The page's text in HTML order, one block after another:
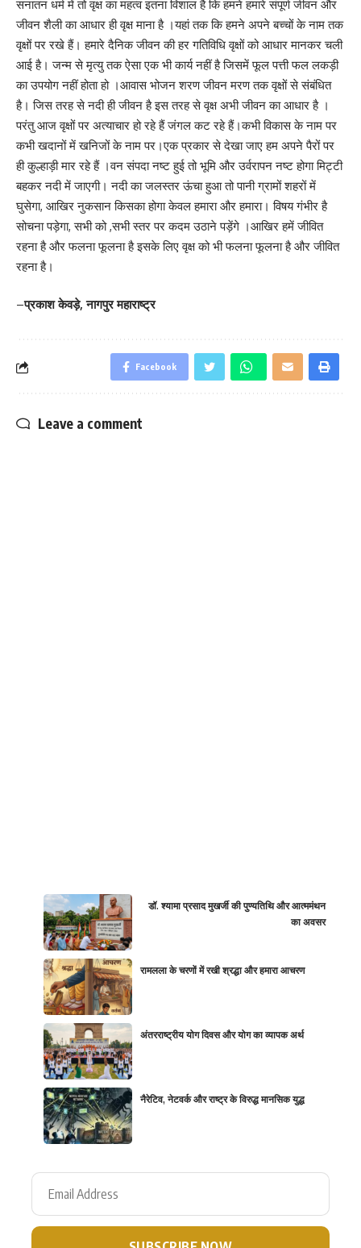
सनातन धर्म में तो वृक्ष का महत्व इतना विशाल है कि हमने हमारे संपूर्ण जीवन और
जीवन शैली का आधार ही वृक्ष माना है ।यहां तक कि हमने अपने बच्चों के नाम तक
वृक्षों पर रखे हैं। हमारे दैनिक जीवन की हर गतिविधि वृक्षों को आधार मानकर चली
आई है। जन्म से मृत्यु तक ऐसा एक भी कार्य नहीं है जिसमें फूल पत्ती फल लकड़ी
का उपयोग नहीं होता हो ।आवास भोजन शरण जीवन मरण तक वृक्षों से संबंधित
है। जिस तरह से नदी ही जीवन है इस तरह से वृक्ष अभी जीवन का आधार है ।
परंतु आज वृक्षों पर अत्याचार हो रहे हैं जंगल कट रहे हैं।कभी विकास के नाम पर
कभी खदानों में खनिजों के नाम पर।एक प्रकार से देखा जाए हम अपने पैरों पर
ही कुल्हाड़ी मार रहे हैं ।वन संपदा नष्ट हुई तो भूमि और उर्वरापन नष्ट होगा मिट्टी
बहकर नदी में जाएगी। नदी का जलस्तर ऊंचा हुआ तो पानी ग्रामों शहरों में
घुसेगा, आखिर नुकसान किसका होगा केवल हमारा और हमारा। विषय गंभीर है
सोचना पड़ेगा, सभी को ,सभी स्तर पर कदम उठाने पड़ेंगे ।आखिर हमें जीवित
रहना है और फलना फूलना है इसके लिए वृक्ष को भी फलना फूलना है और जीवित
रहना है।
–प्रकाश केवड़े, नागपुर महाराष्ट्र
Facebook
Leave a comment
डॉ. श्यामा प्रसाद मुखर्जी की पुण्यतिथि और आत्ममंथन
का अवसर
रामलला के चरणों में रखी श्रद्धा और हमारा आचरण
अंतरराष्ट्रीय योग दिवस और योग का व्यापक अर्थ
नैरेटिव, नेटवर्क और राष्ट्र के विरुद्ध मानसिक युद्ध